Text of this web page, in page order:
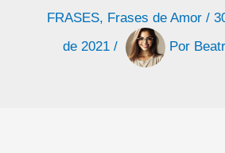
FRASES, Frases de Amor /
de 2021 / Por